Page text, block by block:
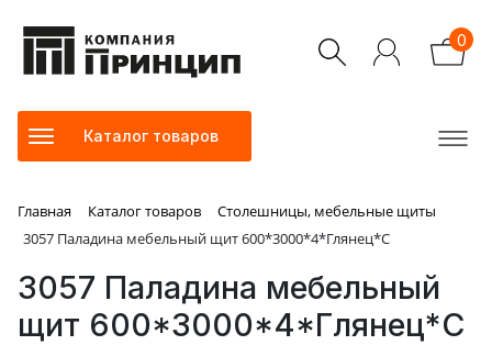
0
Каталог товаров
Главная Каталог товаров
Столешницы, мебельные щиты
3057 Паладина мебельный щит 600*3000*4*Глянец*С
3057 Паладина мебельный
щит 600*3000*4*Глянец*С